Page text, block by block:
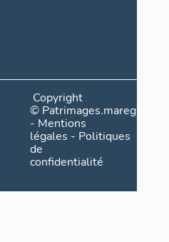
Copyright
©
- Mentions
légales - Politiques
de
confidentialité